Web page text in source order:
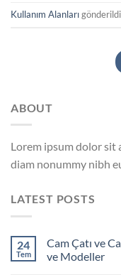
Kullanım Alanlarıgönderildi
ABOUT
Lorem ipsum dolor sit
diam nonummy nibh
LATEST POSTS
24
Tem
Cam Çatı ve
ve Modeller